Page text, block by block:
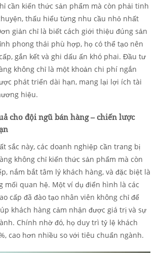
cần kiến thức sản phẩm mà còn phải tinh
thấu hiểu từng nhu cầu nhỏ nhất
giản chỉ là biết cách giới thiệu đúng sản
phong thái phù hợp, họ có thể tạo nên
gắn kết và ghi dấu ấn khó phai. Đầu tư
không chỉ là một khoản chi phí ngắn
phát triển dài hạn, mang lại lợi ích tài
hiệu.
cho đội ngũ bán hàng – chiến lược
sắc này, các doanh nghiệp cần trang bị
không chỉ kiến thức sản phẩm mà còn
nắm bắt tâm lý khách hàng, và đặc biệt là
mối quan hệ. Một ví dụ điển hình là các
cấp đã đào tạo nhân viên không chỉ để
khách hàng cảm nhận được giá trị và sự
Chính nhờ đó, họ duy trì tỷ lệ khách
cao hơn nhiều so với tiêu chuẩn ngành.